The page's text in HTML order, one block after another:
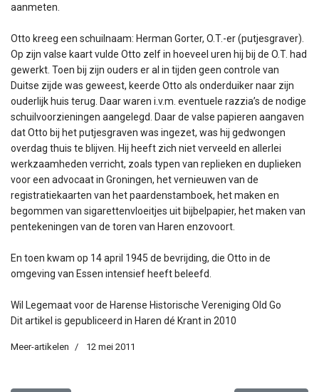
aanmeten.
Otto kreeg een schuilnaam: Herman Gorter, O.T.-er (putjesgraver).
Op zijn valse kaart vulde Otto zelf in hoeveel uren hij bij de O.T. had
gewerkt. Toen bij zijn ouders er al in tijden geen controle van
Duitse zijde was geweest, keerde Otto als onderduiker naar zijn
ouderlijk huis terug. Daar waren i.v.m. eventuele razzia’s de nodige
schuilvoorzieningen aangelegd. Daar de valse papieren aangaven
dat Otto bij het putjesgraven was ingezet, was hij gedwongen
overdag thuis te blijven. Hij heeft zich niet verveeld en allerlei
werkzaamheden verricht, zoals typen van replieken en duplieken
voor een advocaat in Groningen, het vernieuwen van de
registratiekaarten van het paardenstamboek, het maken en
begommen van sigarettenvloeitjes uit bijbelpapier, het maken van
pentekeningen van de toren van Haren enzovoort.
En toen kwam op 14 april 1945 de bevrijding, die Otto in de
omgeving van Essen intensief heeft beleefd.
Wil Legemaat voor de Harense Historische Vereniging Old Go
Dit artikel is gepubliceerd in Haren dé Krant in 2010
Meer-artikelen 12 mei 2011